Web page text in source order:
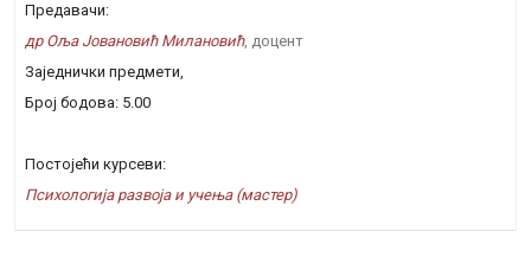
Предавачи:
др Оља Јовановић Милановић, доцент
Заједнички предмети,
Број бодова: 5.00
Постојећи курсеви:
Психологија развоја и учења (мастер)